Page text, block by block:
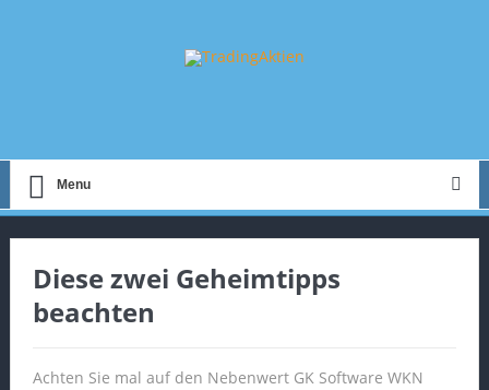
Menu
Diese zwei Geheimtipps
beachten
Achten Sie mal auf den Nebenwert GK Software WKN